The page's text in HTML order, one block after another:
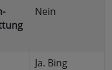
Nein
Ja. Bing